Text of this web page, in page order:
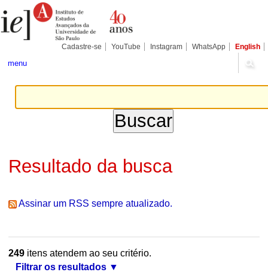
para
conteúdo.
Pessoais
Cadastre-se YouTube Instagram WhatsApp English
menu
Resultado da busca
Assinar um RSS sempre atualizado.
249itens atendem ao seu critério.
Filtrar os resultados